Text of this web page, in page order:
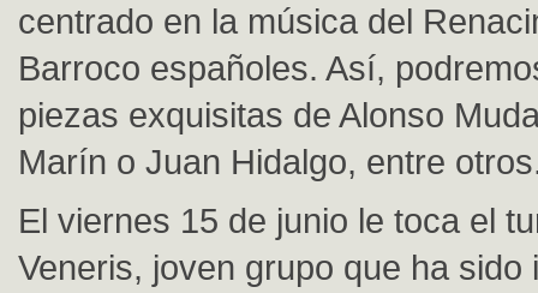
centrado en la música del
Barroco españoles. Así,
piezas exquisitas de Alonso
Marín o Juan Hidalgo, entre
El viernes 15 de junio le toca el
Veneris, joven grupo que ha sido